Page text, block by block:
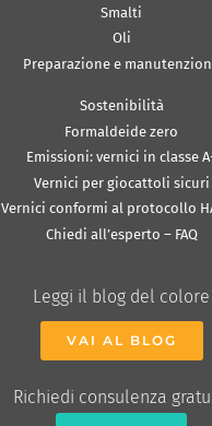
Smalti
Oli
Preparazione e
Sostenibilità
Formaldeide zero
Emissioni: vernici in classe
Vernici per giocattoli sicuri
Vernici conformi al protocollo
Chiedi all’esperto – FAQ
Leggi il blog del colore
VAI AL BLOG
Richiedi consulenza